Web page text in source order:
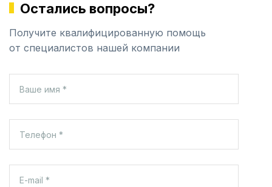
Остались вопросы?
Получите квалифицированную помощь
от специалистов нашей компании